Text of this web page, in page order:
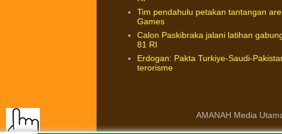
Tim pendahulu petakan tantangan
Games
Calon Paskibraka jalani latihan
81 RI
Erdogan: Pakta Turkiye-Saudi-
terorisme
AMANAH Media